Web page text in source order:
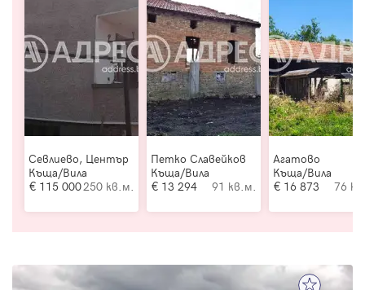
Севлиево, Център
Къща/Вила
115 000250 кв.м.
Петко Славейков
Къща/Вила
13 294
91 кв.м.
Агатово
Къща/Вила
16 873
76